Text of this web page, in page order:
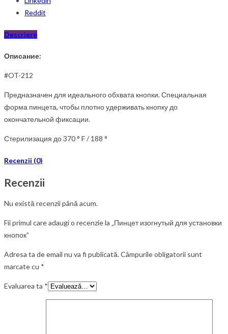
Reddit
Descriere
Описание:
#OT-212
Предназначен для идеального обхвата кнопки. Специальная
форма пинцета, чтобы плотно удерживать кнопку до
окончательной фиксации.
Стерилизация до 370 ° F / 188 °
Recenzii (0)
Recenzii
Nu există recenzii până acum.
Fii primul care adaugi o recenzie la „Пинцет изогнутый для установки
кнопок”
Adresa ta de email nu va fi publicată.Câmpurile obligatorii sunt
marcate cu *
Evaluarea ta *